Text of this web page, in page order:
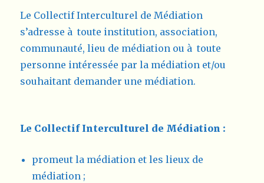
Le Collectif Interculturel de Médiation
s’adresse à toute institution, association,
communauté, lieu de médiation ou à toute
personne intéressée par la médiation et/ou
souhaitant demander une médiation.
Le Collectif Interculturel de Médiation :
promeut la médiation et les lieux de
médiation ;